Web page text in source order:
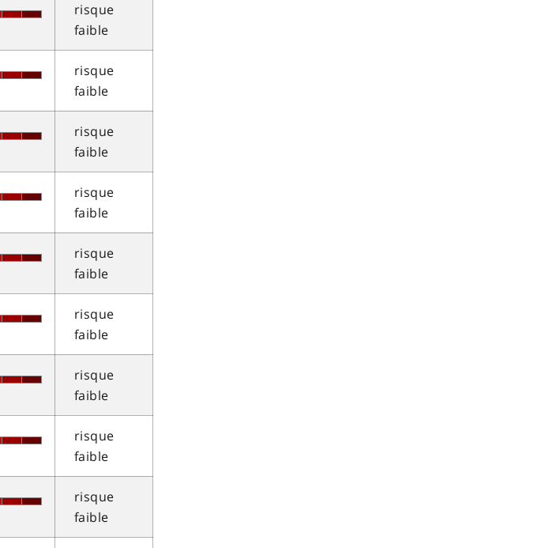
risque
faible
risque
faible
risque
faible
risque
faible
risque
faible
risque
faible
risque
faible
risque
faible
risque
faible